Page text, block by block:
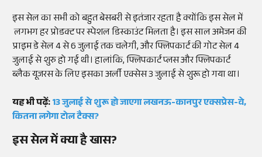
इस सेल का सभी को बहुत बेसबरी से इतंजार रहता है क्योंकि इस सेल में
लगभग हर प्रोडक्ट पर स्पेशल डिस्काउंट मिलता है। इस साल अमेजन की
प्राइम डे सेल 4 से 6 जुलाई तक चलेगी, और फ्लिपकार्ट की गोट सेल 4
जुलाई से शुरु हो गई थी। हालांकि, फ्लिपकार्ट प्लस और फ्लिपकार्ट
ब्लैक यूजरस के लिए इसका अर्ली एक्सेस 3 जुलाई से शुरू हो गया था।
यह भी पढ़ें:13 जुलाई से शुरू हो जाएगा लखनऊ-कानपुर एक्सप्रेस-वे,
कितना लगेगा टोल टैक्स?
इस सेल में क्या है खास?